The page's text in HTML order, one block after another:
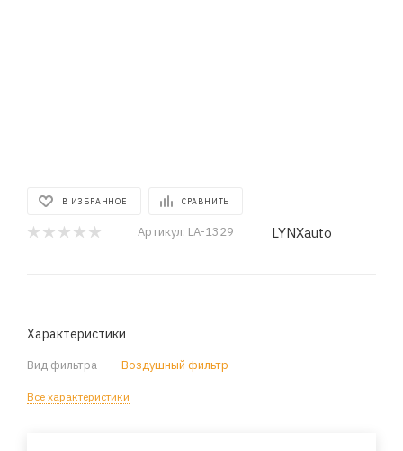
В ИЗБРАННОЕ СРАВНИТЬ
Артикул: LA-1329 LYNXauto
Характеристики
Вид фильтра — Воздушный фильтр
Все характеристики